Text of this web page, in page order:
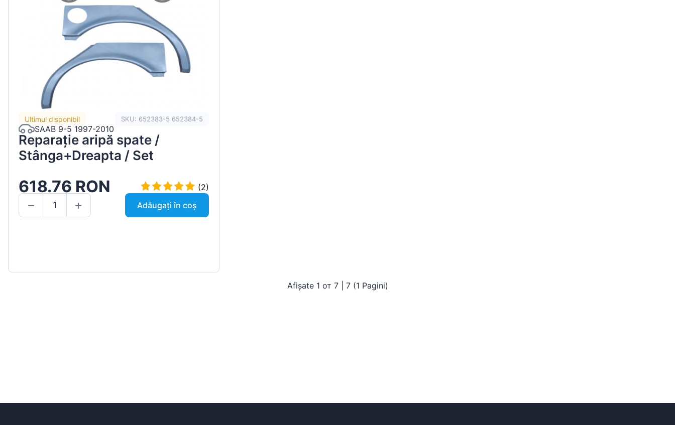
Ultimul disponibil SKU: 652383-5 652384-5
SAAB 9-5 1997-2010
Reparație aripă spate /
Stânga+Dreapta / Set
618.76 RON
(2)
Adăugați în coș
Afișate 1 от 7 | 7 (1 Pagini)